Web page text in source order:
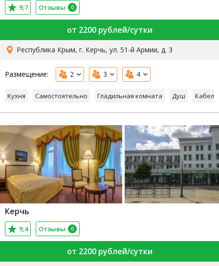
9,7 Отзывы 0
от 2200 рублей/сутки
Республика Крым, г. Керчь, ул. 51-й Армии, д. 3
Размещение: 2 3 4
Кухня Самостоятельно Гладильная комната Душ
Керчь
9,4 Отзывы 0
от 2200 рублей/сутки